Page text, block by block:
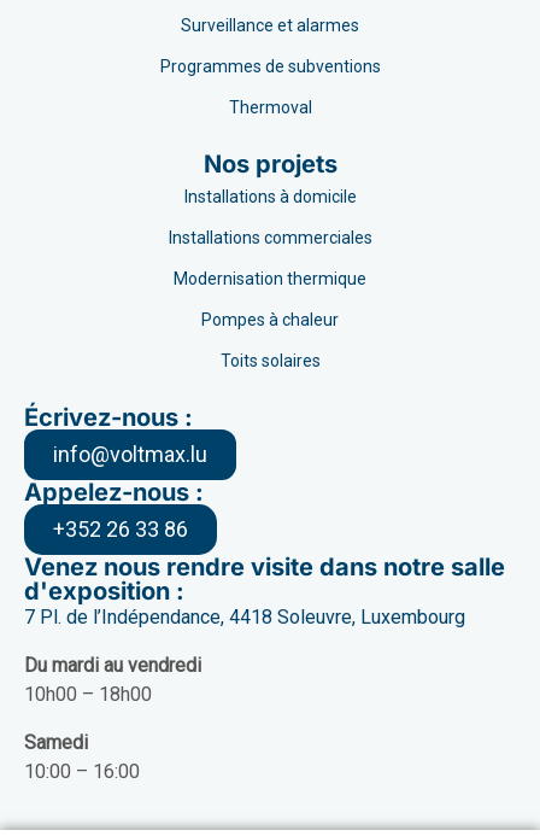
Surveillance et alarmes
Programmes de subventions
Thermoval
Nos projets
Installations à domicile
Installations commerciales
Modernisation thermique
Pompes à chaleur
Toits solaires
Écrivez-nous :
info@voltmax.lu
Appelez-nous :
+352 26 33 86
Venez nous rendre visite dans notre salle
d'exposition :
7 Pl. de l’Indépendance, 4418 Soleuvre, Luxembourg
Du mardi au vendredi
10h00 – 18h00
Samedi
10:00 – 16:00